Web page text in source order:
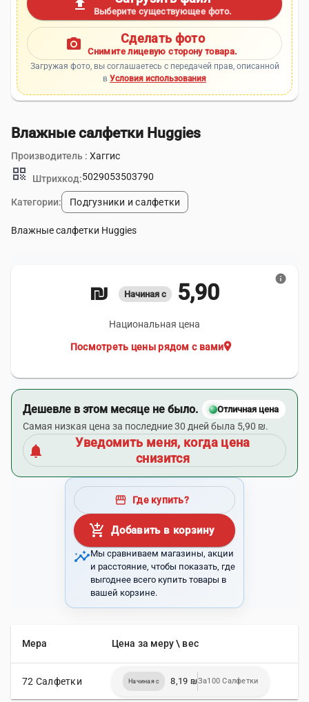
upload Выберите существующее фото.
photo_camera Сделать фото
Снимите лицевую сторону товара.
Загружая фото, вы соглашаетесь с передачей прав, описанной
в Условия использования
Влажные салфетки Huggies
Производитель : Хаггис
qr_code Штрихкод:5029053503790
Категории: Подгузники и салфетки
Влажные салфетки Huggies
Начиная с 5,90 ₪
Национальная цена
location_on
Посмотреть цены рядом с вами
info
Дешевле в этом месяце не было. Отличная цена
Самая низкая цена за последние 30 дней была 5,90 ₪.
notifications
Уведомить меня, когда цена
снизится
storefront Где купить?
add_shopping_cart Добавить в корзину
insightsМы сравниваем магазины, акции
и расстояние, чтобы показать, где
выгоднее всего купить товары в
вашей корзине.
Мера Цена за меру \ вес
72 Салфетки Начиная с 8,19 ₪За100 Салфетки